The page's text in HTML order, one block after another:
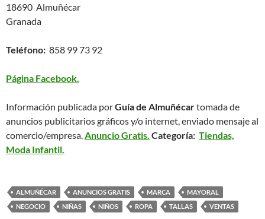
18690 Almuñécar
Granada
Teléfono: 858 99 73 92
Página Facebook.
Información publicada porGuía de Almuñécartomada de
anuncios publicitarios gráficos y/o internet, enviado mensaje al
comercio/empresa.Anuncio Gratis. Categoría: Tiendas,
Moda Infantil.
ALMUÑÉCAR ANUNCIOS GRATIS MARCA
MAYORAL
NEGOCIO
NIÑAS NIÑOS ROPA TALLAS VENTAS